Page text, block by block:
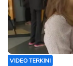
VIDEO TERKINI